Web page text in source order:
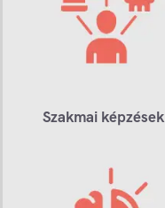
Szakmai képzések